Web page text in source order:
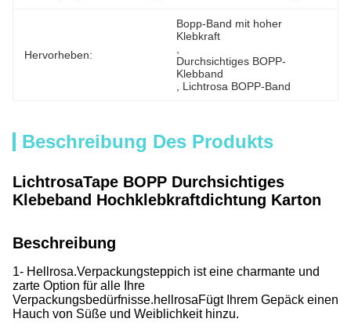
Hervorheben:
Bopp-Band mit hoher
Klebkraft
Durchsichtiges BOPP-
Klebband
Lichtrosa BOPP-Band
Beschreibung Des Produkts
LichtrosaTape BOPP Durchsichtiges
Klebeband Hochklebkraftdichtung Karton
Beschreibung
1- Hellrosa.Verpackungsteppich ist eine charmante und
zarte Option für alle Ihre
Verpackungsbedürfnisse.hellrosaFügt Ihrem Gepäck einen
Hauch von Süße und Weiblichkeit hinzu.